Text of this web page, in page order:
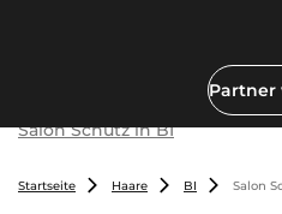
Partner
Salon Schütz in BI
Startseite Haare BI Salon